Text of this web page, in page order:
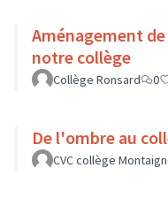
Aménagement
notre collège
Collège Ronsard 0
De l'ombre au
CVC collège